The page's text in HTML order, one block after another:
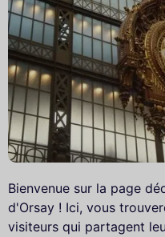
Bienvenue sur la page
d'Orsay ! Ici, vous
visiteurs qui partagent